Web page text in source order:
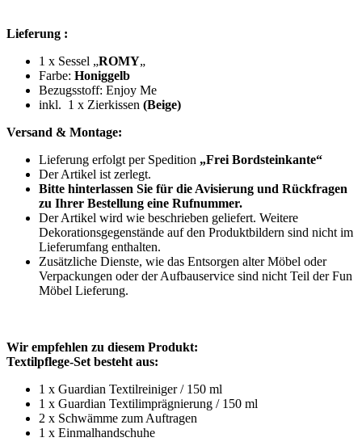
Lieferung :
1 x Sessel „ROMY„
Farbe: Honiggelb
Bezugsstoff: Enjoy Me
inkl. 1 x Zierkissen (Beige)
Versand & Montage:
Lieferung erfolgt per Spedition „Frei Bordsteinkante“
Der Artikel ist zerlegt.
Bitte hinterlassen Sie für die Avisierung und Rückfragen
zu Ihrer Bestellung eine Rufnummer.
Der Artikel wird wie beschrieben geliefert. Weitere
Dekorationsgegenstände auf den Produktbildern sind nicht im
Lieferumfang enthalten.
Zusätzliche Dienste, wie das Entsorgen alter Möbel oder
Verpackungen oder der Aufbauservice sind nicht Teil der Fun
Möbel Lieferung.
Wir empfehlen zu diesem Produkt:
Textilpflege-Set besteht aus:
1 x Guardian Textilreiniger / 150 ml
1 x Guardian Textilimprägnierung / 150 ml
2 x Schwämme zum Auftragen
1 x Einmalhandschuhe